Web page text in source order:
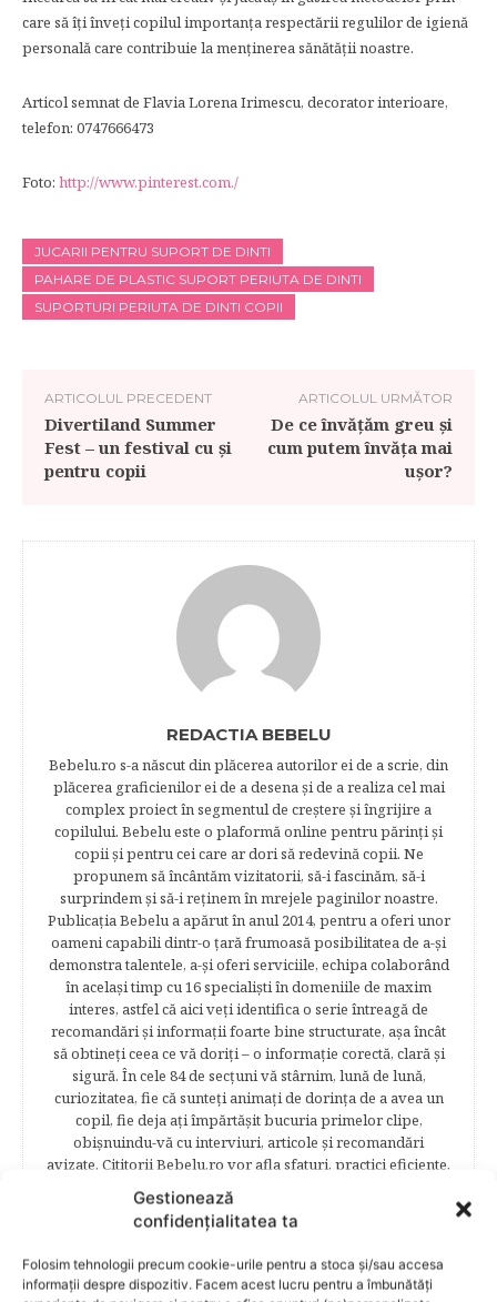
Gestionează
confidențialitatea ta
Folosim tehnologii precum cookie-urile pentru a stoca și/sau accesa
informații despre dispozitiv. Facem acest lucru pentru a îmbunătăți
care să îţi înveţi copilul importanța respectării regulilor de igienă
personală care contribuie la menţinerea sănătăţii noastre.
Articol semnat de Flavia Lorena Irimescu, decorator interioare,
telefon: 0747666473
Foto: http://www.pinterest.com./
JUCARII PENTRU SUPORT DE DINTI
PAHARE DE PLASTIC SUPORT PERIUTA DE DINTI
SUPORTURI PERIUTA DE DINTI COPII
ARTICOLUL PRECEDENT
Divertiland Summer
Fest – un festival cu şi
pentru copii
ARTICOLUL URMĂTOR
De ce învățăm greu și
cum putem învăța mai
ușor?
REDACTIA BEBELU
Bebelu.ro s-a născut din plăcerea autorilor ei de a scrie, din
plăcerea graficienilor ei de a desena şi de a realiza cel mai
complex proiect în segmentul de creştere şi îngrijire a
copilului. Bebelu este o plaformă online pentru părinţi şi
copii şi pentru cei care ar dori să redevină copii. Ne
propunem să încântăm vizitatorii, să-i fascinăm, să-i
surprindem şi să-i reţinem în mrejele paginilor noastre.​
Publicația Bebelu a apărut în anul 2014, pentru a oferi unor
oameni capabili dintr-o ţară frumoasă posibilitatea de a-şi
demonstra talentele, a-şi oferi serviciile, echipa colaborând
în acelaşi timp cu 16 specialişti în domeniile de maxim
interes, astfel că aici veţi identifica o serie întreagă de
recomandări şi informaţii foarte bine structurate, aşa încât
să obtineţi ceea ce vă doriţi – o informaţie corectă, clară şi
sigură. În cele 84 de secțuni vă stârnim, lună de lună,
curiozitatea, fie că sunteţi animaţi de dorinţa de a avea un
copil, fie deja aţi împărtăşit bucuria primelor clipe,
obişnuindu-vă cu interviuri, articole şi recomandări
avizate. Cititorii Bebelu.ro vor afla sfaturi, practici eficiente,
vor deveni parte a unor experienţe de viaţă trăite de
mămici, vor fi puşi la curent cu cele mai noi măsuri
legislative care să le asigure siguranţa şi stabilitatea
frumoasă de viață a unei mămici celebre – Elena Băsescu,
într-un interviu acordat în exclusivitate revistei Bebelu,vor